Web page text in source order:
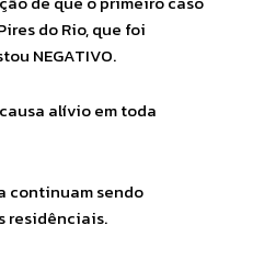
do Rio, que foi
NEGATIVO.
alívio em toda
continuam sendo
residênciais.